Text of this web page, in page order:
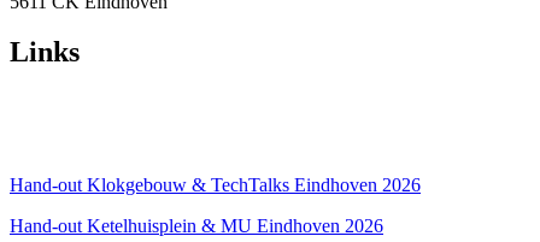
Links
Hand-out Klokgebouw & TechTalks Eindhoven 2026
Hand-out Ketelhuisplein & MU Eindhoven 2026